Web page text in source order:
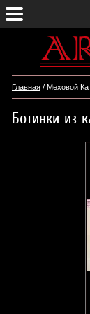
Главная / Меховой
Ботинки из